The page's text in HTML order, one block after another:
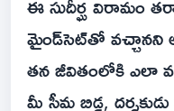
మైండ్‌సెట్‌తో వచ్చానని
తన జీవితంలోకి ఎలా
మీ సీమ బిడ్డ,